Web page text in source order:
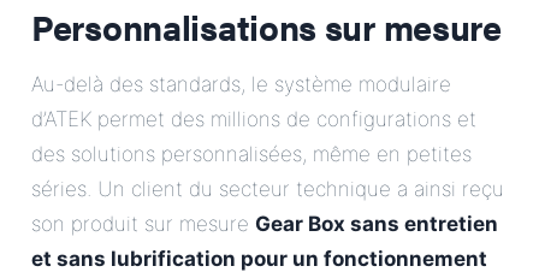
Personnalisations sur mesure
Au-delà des standards, le système modulaire
d’ATEK permet des millions de configurations et
des solutions personnalisées, même en petites
séries. Un client du secteur technique a ainsi reçu
son produit sur mesure Gear Box sans entretien
et sans lubrification pour un fonctionnement